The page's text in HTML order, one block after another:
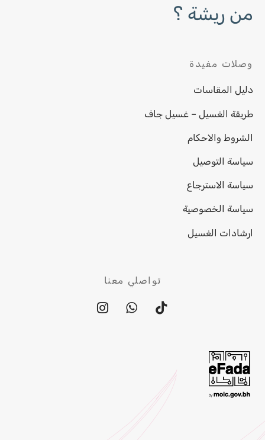
من ريشة ؟
وصلات مفيدة
دليل المقاسات
طريقة الغسيل – غسيل جاف
الشروط والاحكام
سياسة التوصيل
سياسة الاسترجاع
سياسة الخصوصية
ارشادات الغسيل
تواصلي معنا